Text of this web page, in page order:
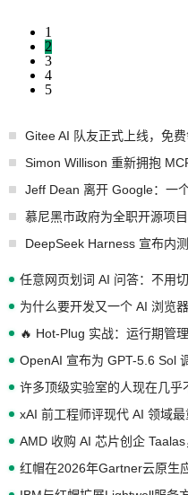
1
2
3
4
5
Gitee AI 队友正式上线，免
Simon Willison 重新拥抱
Jeff Dean 离开 Google：一
慕尼黑市政府为全职开源项
任意网页划词 AI 问答：不用
为什么要开发又一个 AI 浏览
🔥 Hot-Plug 实战：运行期管
OpenAI 宣布为 GPT-5.6 Sol
许多顶级实验室的人现在几乎
xAI 前工程师评现代 AI 领域
红帽在2026年Gartner云原生